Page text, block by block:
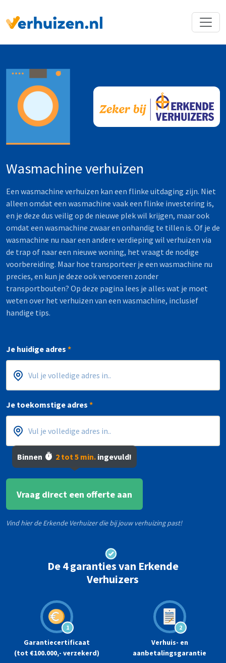
Wasmachine verhuizen
Een wasmachine verhuizen kan een flinke uitdaging zijn. Niet
alleen omdat een wasmachine vaak een flinke investering is,
en je deze dus veilig op de nieuwe plek wil krijgen, maar ook
omdat een wasmachine zwaar en onhandig te tillen is. Of je de
wasmachine nu naar een andere verdieping wil verhuizen via
de trap of naar een nieuwe woning, het vraagt de nodige
voorbereiding. Maar hoe transporteer je een wasmachine nu
precies, en kun je deze ook vervoeren zonder
transportbouten? Op deze pagina lees je alles wat je moet
weten over het verhuizen van een wasmachine, inclusief
handige tips.
Je huidige adres *
Postcode*
Huisnummer*
Je toekomstige adres *
Postcode*
Huisnummer*
Vraag direct een offerte aan
Vind hier de Erkende Verhuizer die bij jouw verhuizing past!
De 4 garanties van Erkende
Verhuizers
1
Garantiecertificaat
(tot €100.000,- verzekerd)
2
Verhuis- en
aanbetalingsgarantie
Binnen 2 tot 5 min. ingevuld!